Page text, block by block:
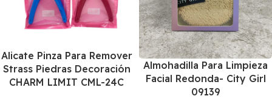
Alicate Pinza Para Remover
Strass Piedras Decoración
CHARM LIMIT CML-24C
Almohadilla Para Limpieza
Facial Redonda- City Girl
09139